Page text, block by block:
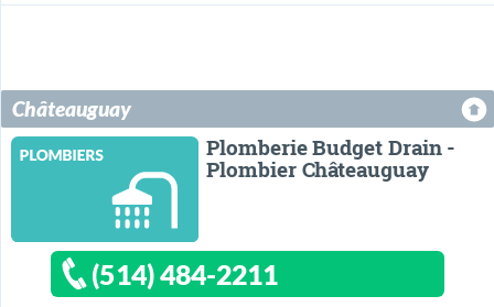
Châteauguay
Plomberie Budget Drain -
Plombier Châteauguay
(514) 484-2211